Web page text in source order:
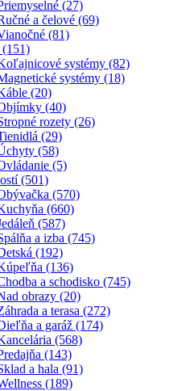
(27)
a čelové (69)
(81)
(151)
systémy (82)
systémy (18)
(20)
(40)
rozety (26)
(29)
(58)
(5)
(501)
(570)
(660)
(587)
a izba (745)
(192)
(136)
a schodisko (745)
obrazy (20)
a terasa (272)
a garáž (174)
(568)
(143)
a hala (91)
(189)